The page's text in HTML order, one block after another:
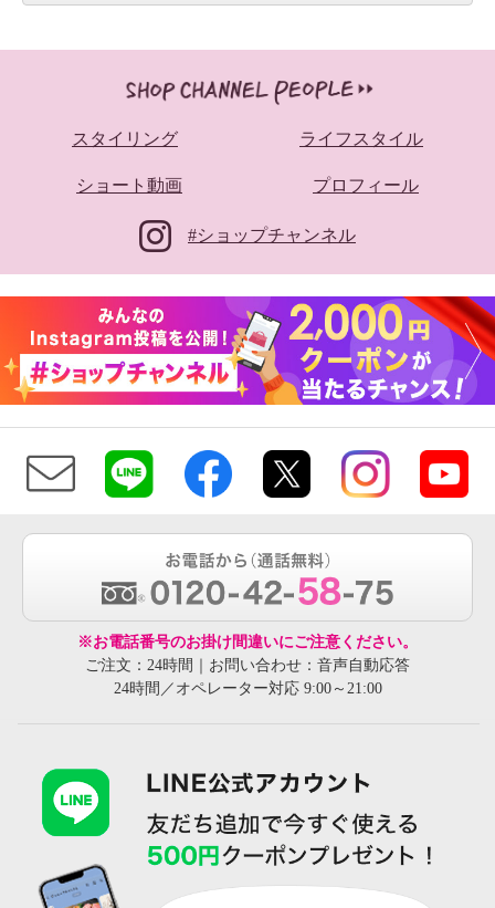
スタイリング ライフスタイル
ショート動画 プロフィール
#ショップチャンネル
※お電話番号のお掛け間違いにご注意ください。
ご注文：24時間｜お問い合わせ：音声自動応答
24時間／オペレーター対応 9:00～21:00